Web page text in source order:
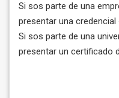
Si sos parte de una
presentar una
Si sos parte de una
presentar un certificado